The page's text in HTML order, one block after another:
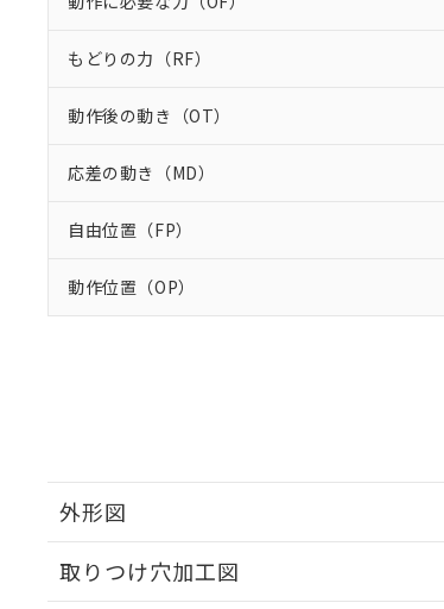
もどりの力（RF）
動作後の動き（OT）
応差の動き（MD）
自由位置（FP）
動作位置（OP）
外形図
取りつけ穴加工図